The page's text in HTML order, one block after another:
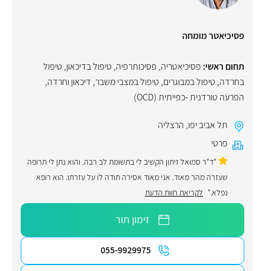
פסיכיאטר מומחה
תחום ראשי: פסיכיאטריה, פסיכותרפיה, טיפול בדיכאון, טיפול
בחרדה, טיפול במבוגרים, טיפול במצבי משבר, דיכאון וחרדה,
הפרעה טורדנית -כפייתית (OCD)
תל אביב יפו, הרצליה
פרטי
"ד"ר סמואל זיתון הקשיב לי בתשומת לב רבה. והוא נתן לי תרופה
שעזרה מהר מאוד. אני מאוד אסירה תודה לו על עזרתו. הוא רופא
נפלא." לקריאת חוות הדעת
זימון תור
055-9929975